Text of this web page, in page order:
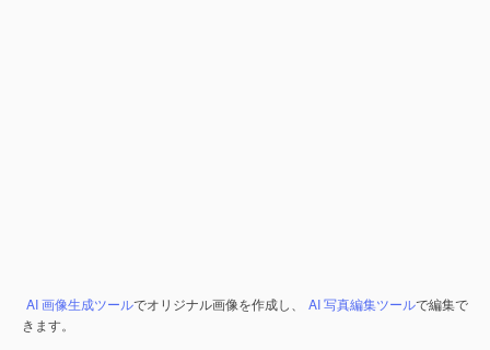
AI 画像生成ツールでオリジナル画像を作成し、 AI 写真編集ツールで編集で
きます。